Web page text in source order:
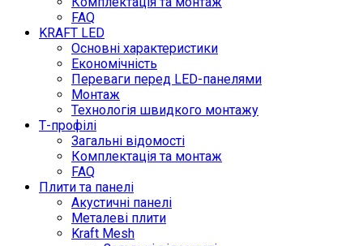
FAQ
KRAFT LED
Основні характеристики
Економічність
Переваги перед LED-панелями
Монтаж
Технологія швидкого монтажу
Т-профілі
Загальні відомості
Комплектація та монтаж
FAQ
Плити та панелі
Акустичні панелі
Металеві плити
Kraft Mesh